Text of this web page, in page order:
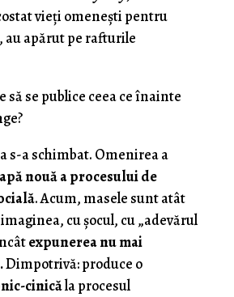
vieți omenești pentru
au apărut pe rafturile
să se publice ceea ce înainte
s-a schimbat. Omenirea a
nouă a procesului de
. Acum, masele sunt atât
cu șocul, cu „adevărul
expunerea nu mai
Dimpotrivă: produce o
cinicăla procesul